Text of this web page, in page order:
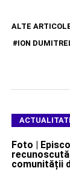
ALTE
ION
Foto |
comunității